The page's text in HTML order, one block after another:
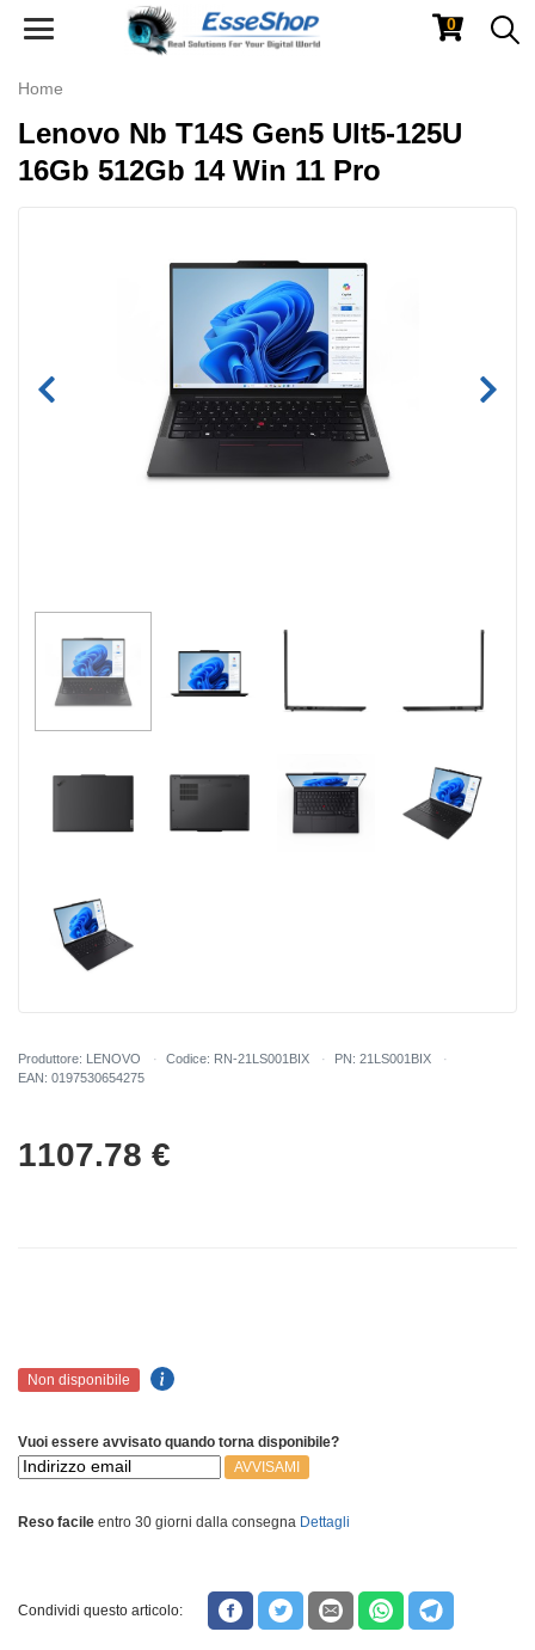
Toggle
0
Home
Lenovo Nb T14S Gen5 Ult5-125U
16Gb 512Gb 14 Win 11 Pro
Produttore: LENOVO Codice: RN-21LS001BIX
PN: 21LS001BIX
EAN: 0197530654275
1107.78 €
Non disponibile
Vuoi essere avvisato quando torna disponibile?
AVVISAMI
Reso facile entro 30 giorni dalla consegna Dettagli
Condividi questo articolo: